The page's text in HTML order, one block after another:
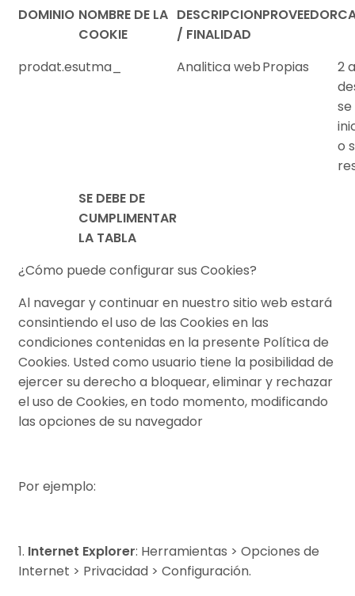
DOMINIO NOMBRE DE LA
COOKIE
DESCRIPCION
/ FINALIDAD
PROVEEDOR
prodat.esutma_ Analitica webPropias
2
o
SE DEBE DE
CUMPLIMENTAR
LA TABLA
¿Cómo puede configurar sus Cookies?
Al navegar y continuar en nuestro sitio web estará
consintiendo el uso de las Cookies en las
condiciones contenidas en la presente Política de
Cookies. Usted como usuario tiene la posibilidad de
ejercer su derecho a bloquear, eliminar y rechazar
el uso de Cookies, en todo momento, modificando
las opciones de su navegador
Por ejemplo:
1. Internet Explorer: Herramientas > Opciones de
Internet > Privacidad > Configuración.